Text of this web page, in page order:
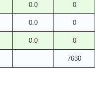
0.0 0
0.0 0
0.0 0
7630